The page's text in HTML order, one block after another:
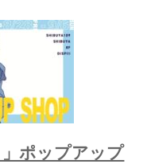
ポップアップ